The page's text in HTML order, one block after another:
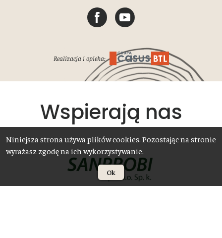
Realizacja i opieka:
Niniejsza strona używa plików cookies. Pozostając na stronie
wyrażasz zgodę na ich wykorzystywanie.
Ok
Wspierają nas